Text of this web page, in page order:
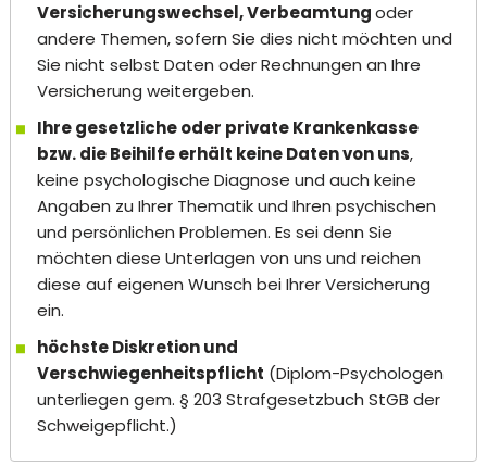
Versicherungswechsel, Verbeamtungoder
andere Themen, sofern Sie dies nicht möchten und
Sie nicht selbst Daten oder Rechnungen an Ihre
Versicherung weitergeben.
Ihre gesetzliche oder private Krankenkasse
bzw. die Beihilfe erhält keine Daten von uns,
keine psychologische Diagnose und auch keine
Angaben zu Ihrer Thematik und Ihren psychischen
und persönlichen Problemen. Es sei denn Sie
möchten diese Unterlagen von uns und reichen
diese auf eigenen Wunsch bei Ihrer Versicherung
ein.
höchste Diskretion und
Verschwiegenheitspflicht (Diplom-Psychologen
unterliegen gem. § 203 Strafgesetzbuch StGB der
Schweigepflicht.)